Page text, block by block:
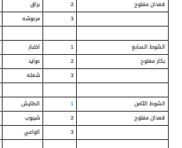
قعدان مفتوح
2 براق
3
مرعوشه
الشوط السابع 1 اختبار
بكار مفتوح
2 عوايد
3
شعله
الشوط الثامن 1 الطايش
قعدان مفتوح
2 شيبوب
3
الواعي